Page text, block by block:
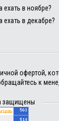
ехать в ноябре?
ехать в декабре?
офертой,
к
защищены